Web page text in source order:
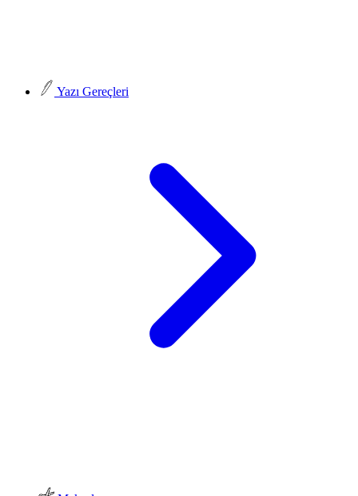
Yazı Gereçleri